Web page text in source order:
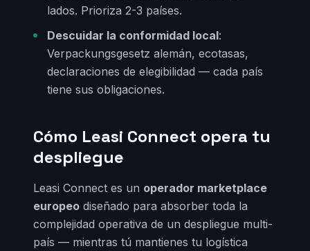
lados. Prioriza 2-3 países.
Descuidar la conformidad local:
Verpackungsgesetz alemán, ecotasas,
declaraciones de elegibilidad — cada país
tiene sus obligaciones.
Cómo Leasi Connect opera tu
despliegue
Leasi Connect es un operador marketplace
europeo diseñado para absorber toda la
complejidad operativa de un despliegue multi-
país — mientras tú mantienes tu logística